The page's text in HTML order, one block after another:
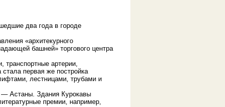
два года в городе
«архитекурного
башней» торгового центра
транспортные артерии,
первая же постройка
лестницами, трубами и
— Астаны. Здания Курокавы
премии, например,